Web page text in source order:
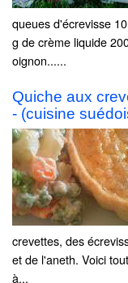
queues d'écrevisse
g de crème liquide
oignon......
Quiche aux
- (cuisine
crevettes, des
et de l'aneth. Voici
à...